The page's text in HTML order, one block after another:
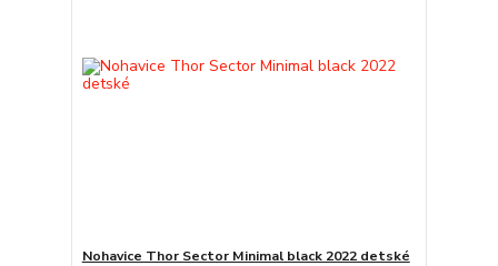
Nohavice Thor Sector Minimal black 2022 detské